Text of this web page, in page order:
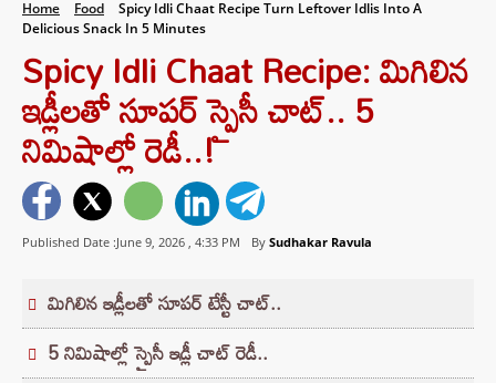
Home Food
Spicy Idli Chaat Recipe Turn Leftover Idlis Into A
Delicious Snack In 5 Minutes
Spicy Idli Chaat Recipe: మిగిలిన
ఇడ్లీలతో సూపర్ స్పైసీ చాట్.. 5
నిమిషాల్లో రెడీ..!
Published Date :June 9, 2026 , 4:33 PM By Sudhakar Ravula
మిగిలిన ఇడ్లీలతో సూపర్ టేస్టీ చాట్..
5 నిమిషాల్లో స్పైసీ ఇడ్లీ చాట్ రెడీ..